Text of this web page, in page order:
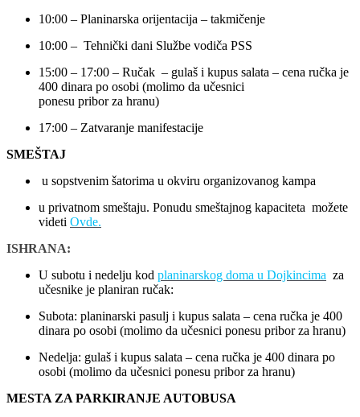
10:00 – Planinarska orijentacija – takmičenje
10:00 – Tehnički dani Službe vodiča PSS
15:00 – 17:00 – Ručak – gulaš i kupus salata – cena ručka je
400 dinara po osobi (molimo da učesnici
ponesu pribor za hranu)
17:00 – Zatvaranje manifestacije
SMEŠTAJ
u sopstvenim šatorima u okviru organizovanog kampa
u privatnom smeštaju. Ponudu smeštajnog kapaciteta možete
videti Ovde.
ISHRANA:
U subotu i nedelju kod planinarskog doma u Dojkincima za
učesnike je planiran ručak:
Subota: planinarski pasulj i kupus salata – cena ručka je 400
dinara po osobi (molimo da učesnici ponesu pribor za hranu)
Nedelja: gulaš i kupus salata – cena ručka je 400 dinara po
osobi (molimo da učesnici ponesu pribor za hranu)
MESTA ZA PARKIRANJE AUTOBUSA